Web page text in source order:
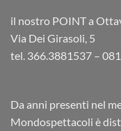
il nostro POINT a
Via Dei Girasoli, 5
tel. 366.3881537 –
Da anni presenti nel
Mondospettacoli è